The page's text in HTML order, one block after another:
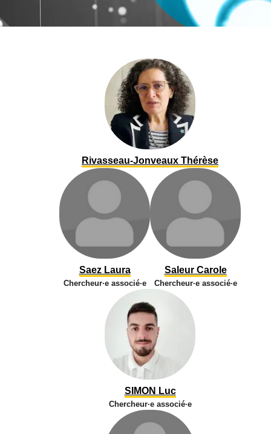
Rivasseau-Jonveaux Thérèse
Saez Laura
Chercheur·e associé·e
Saleur Carole
Chercheur·e associé·e
SIMON Luc
Chercheur·e associé·e